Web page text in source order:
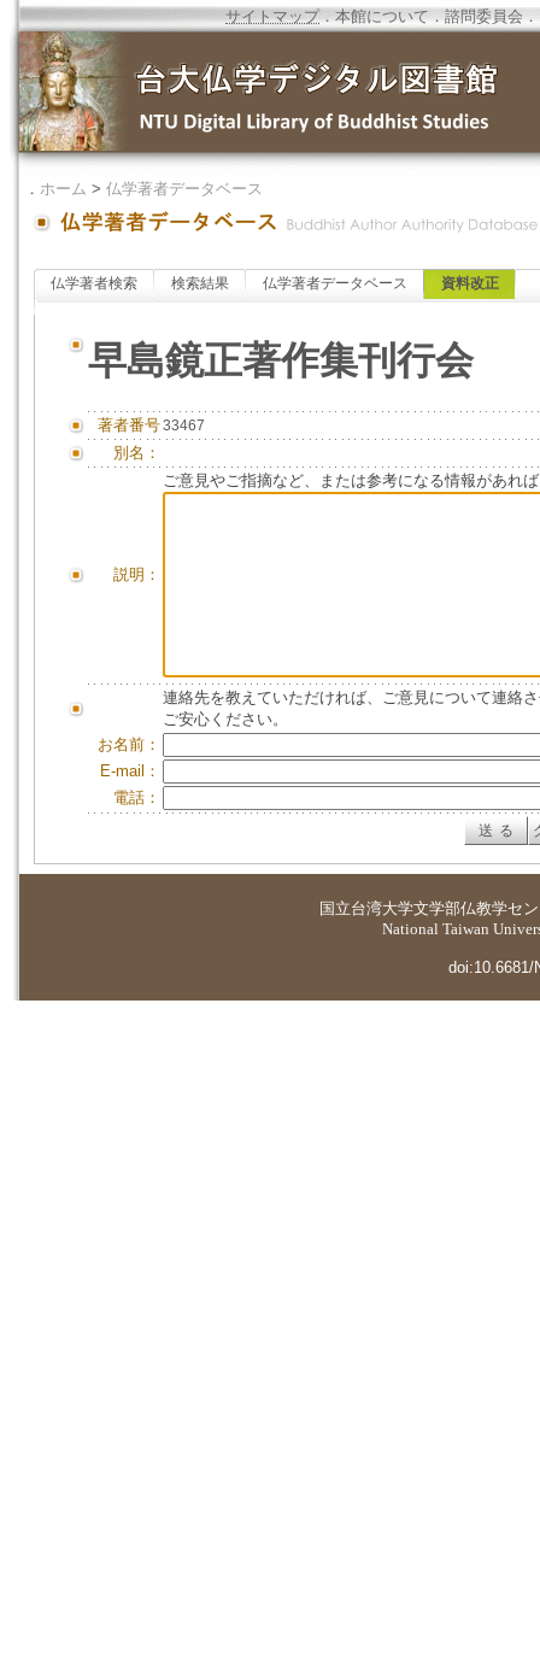
サイトマップ．本館について ．諮問委員会 ．
． ホーム > 仏学著者データベース
仏学著者検索 検索結果 仏学著者データベース 資料改正
早島鏡正著作集刊行会
著者番号33467
別名：
説明：
ご意見やご指摘など、または参考になる情報があれ
連絡先を教えていただければ、ご意見について連絡
ご安心ください。
お名前：
E-mail：
電話：
国立台湾大学文学部仏教学セ
National Taiwan
doi:10.6681/